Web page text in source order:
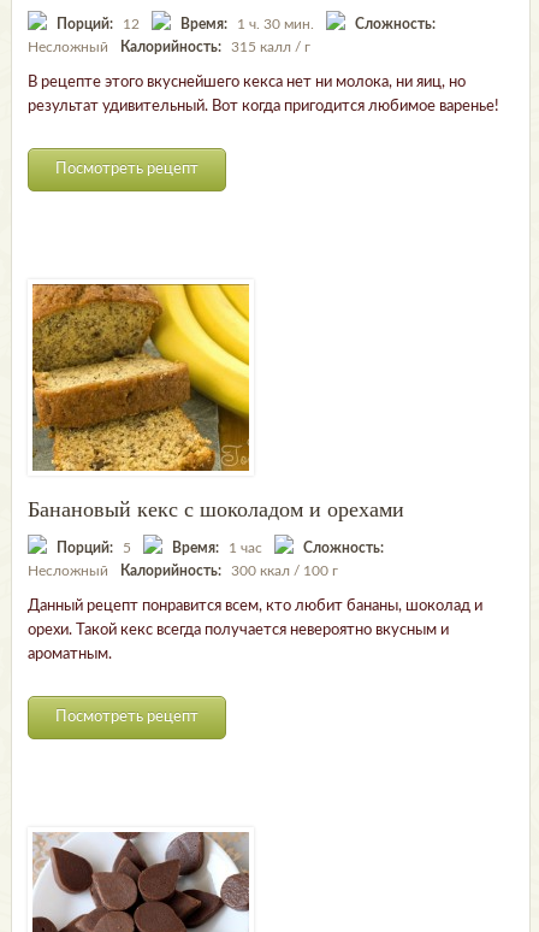
Порций: 12 Время: 1 ч. 30 мин.
Сложность:
Несложный
Калорийность: 315 калл / г
В рецепте этого вкуснейшего кекса нет ни молока, ни яиц, но
результат удивительный. Вот когда пригодится любимое варенье!
Посмотреть рецепт
Банановый кекс с шоколадом и орехами
Порций: 5 Время: 1 час
Сложность:
Несложный
Калорийность: 300 ккал / 100 г
Данный рецепт понравится всем, кто любит бананы, шоколад и
орехи. Такой кекс всегда получается невероятно вкусным и
ароматным.
Посмотреть рецепт